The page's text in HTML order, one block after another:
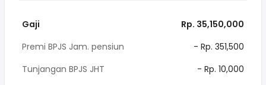
Gaji
Rp. 35,150,000
Premi BPJS Jam. pensiun
- Rp. 351,500
Tunjangan BPJS JHT
- Rp. 10,000